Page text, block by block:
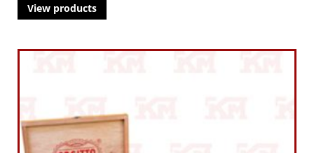
View products